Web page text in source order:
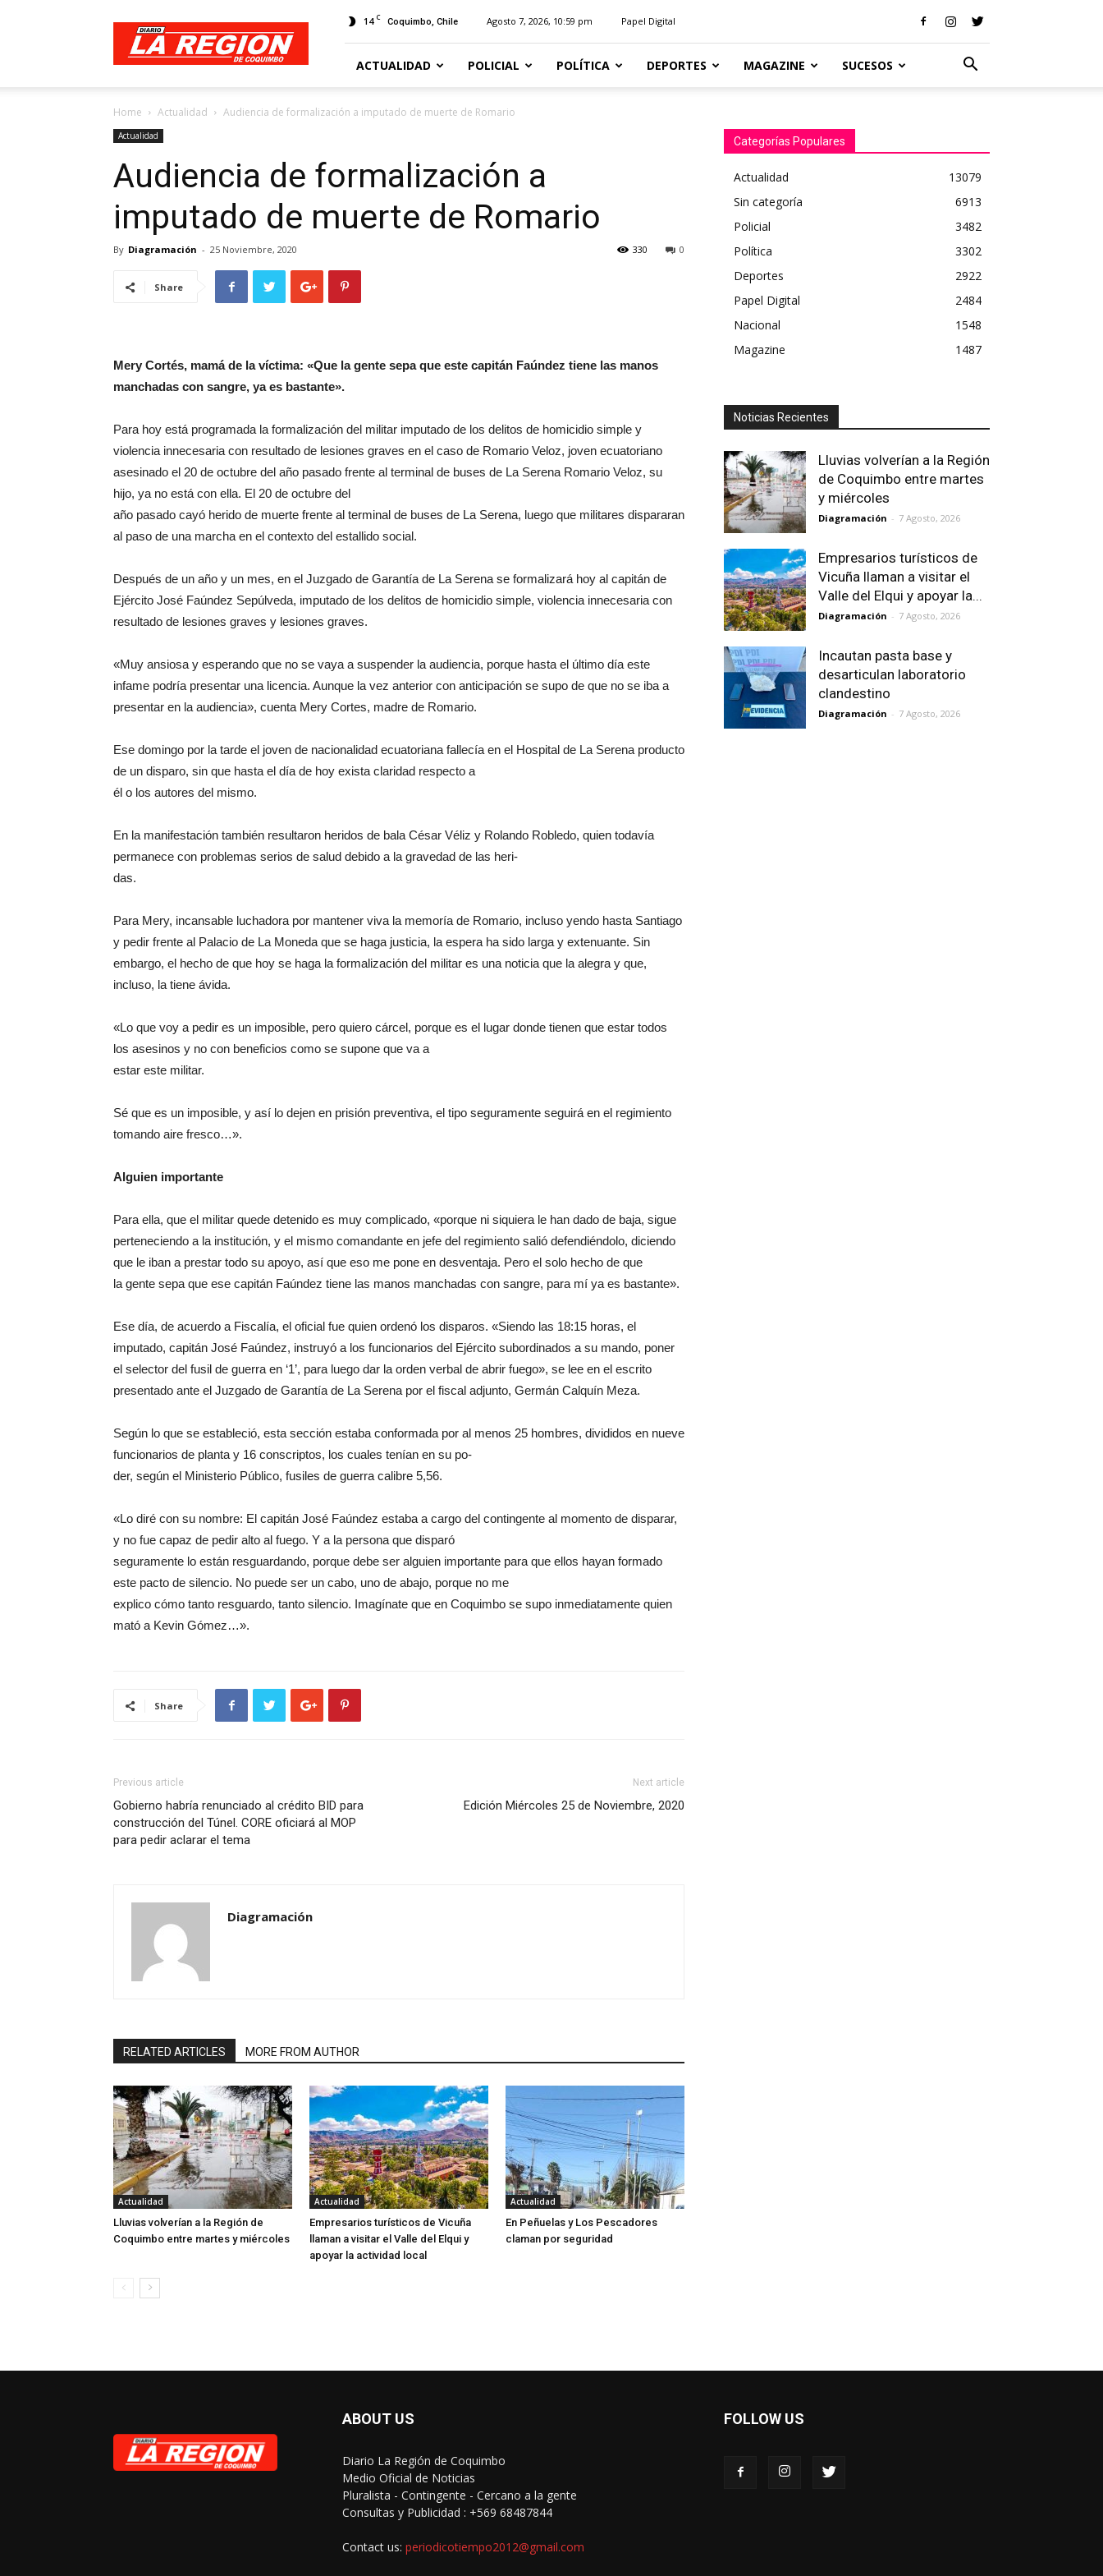
Diario
Región
14 C Coquimbo, Chile Agosto 7, 2026, 10:59 pm Papel Digital
ACTUALIDAD POLICIAL POLÍTICA DEPORTES MAGAZINE SUCESOS
Home Actualidad Audiencia de formalización a imputado de muerte de Romario
Actualidad
Audiencia de formalización a
imputado de muerte de Romario
By Diagramación - 25 Noviembre, 2020 0
330
Share
Mery Cortés, mamá de la víctima: «Que la gente sepa que este capitán Faúndez tiene las manos
manchadas con sangre, ya es bastante».
Para hoy está programada la formalización del militar imputado de los delitos de homicidio simple y
violencia innecesaria con resultado de lesiones graves en el caso de Romario Veloz, joven ecuatoriano
asesinado el 20 de octubre del año pasado frente al terminal de buses de La Serena Romario Veloz, su
hijo, ya no está con ella. El 20 de octubre del
año pasado cayó herido de muerte frente al terminal de buses de La Serena, luego que militares dispararan
al paso de una marcha en el contexto del estallido social.
Después de un año y un mes, en el Juzgado de Garantía de La Serena se formalizará hoy al capitán de
Ejército José Faúndez Sepúlveda, imputado de los delitos de homicidio simple, violencia innecesaria con
resultado de lesiones graves y lesiones graves.
«Muy ansiosa y esperando que no se vaya a suspender la audiencia, porque hasta el último día este
infame podría presentar una licencia. Aunque la vez anterior con anticipación se supo de que no se iba a
presentar en la audiencia», cuenta Mery Cortes, madre de Romario.
Ese domingo por la tarde el joven de nacionalidad ecuatoriana fallecía en el Hospital de La Serena producto
de un disparo, sin que hasta el día de hoy exista claridad respecto a
él o los autores del mismo.
En la manifestación también resultaron heridos de bala César Véliz y Rolando Robledo, quien todavía
permanece con problemas serios de salud debido a la gravedad de las heri-
das.
Para Mery, incansable luchadora por mantener viva la memoría de Romario, incluso yendo hasta Santiago
y pedir frente al Palacio de La Moneda que se haga justicia, la espera ha sido larga y extenuante. Sin
embargo, el hecho de que hoy se haga la formalización del militar es una noticia que la alegra y que,
incluso, la tiene ávida.
«Lo que voy a pedir es un imposible, pero quiero cárcel, porque es el lugar donde tienen que estar todos
los asesinos y no con beneficios como se supone que va a
estar este militar.
Sé que es un imposible, y así lo dejen en prisión preventiva, el tipo seguramente seguirá en el regimiento
tomando aire fresco…».
Alguien importante
Para ella, que el militar quede detenido es muy complicado, «porque ni siquiera le han dado de baja, sigue
perteneciendo a la institución, y el mismo comandante en jefe del regimiento salió defendiéndolo, diciendo
que le iban a prestar todo su apoyo, así que eso me pone en desventaja. Pero el solo hecho de que
la gente sepa que ese capitán Faúndez tiene las manos manchadas con sangre, para mí ya es bastante».
Ese día, de acuerdo a Fiscalía, el oficial fue quien ordenó los disparos. «Siendo las 18:15 horas, el
imputado, capitán José Faúndez, instruyó a los funcionarios del Ejército subordinados a su mando, poner
el selector del fusil de guerra en ‘1’, para luego dar la orden verbal de abrir fuego», se lee en el escrito
presentado ante el Juzgado de Garantía de La Serena por el fiscal adjunto, Germán Calquín Meza.
Según lo que se estableció, esta sección estaba conformada por al menos 25 hombres, divididos en nueve
funcionarios de planta y 16 conscriptos, los cuales tenían en su po-
der, según el Ministerio Público, fusiles de guerra calibre 5,56.
«Lo diré con su nombre: El capitán José Faúndez estaba a cargo del contingente al momento de disparar,
y no fue capaz de pedir alto al fuego. Y a la persona que disparó
seguramente lo están resguardando, porque debe ser alguien importante para que ellos hayan formado
este pacto de silencio. No puede ser un cabo, uno de abajo, porque no me
explico cómo tanto resguardo, tanto silencio. Imagínate que en Coquimbo se supo inmediatamente quien
mató a Kevin Gómez…».
Share
Previous article
Gobierno habría renunciado al crédito BID para
construcción del Túnel. CORE oficiará al MOP
para pedir aclarar el tema
Next article
Edición Miércoles 25 de Noviembre, 2020
Diagramación
RELATED ARTICLES MORE FROM AUTHOR
Actualidad
Lluvias volverían a la Región de
Coquimbo entre martes y miércoles
Actualidad
Empresarios turísticos de Vicuña
llaman a visitar el Valle del Elqui y
apoyar la actividad local
Actualidad
En Peñuelas y Los Pescadores
claman por seguridad
Categorías Populares
Actualidad
13079
Sin categoría
6913
Policial
3482
Política
3302
Deportes
2922
Papel Digital
2484
Nacional
1548
Magazine
1487
Noticias Recientes
Lluvias volverían a la Región
de Coquimbo entre martes
y miércoles
Diagramación - 7 Agosto, 2026
Empresarios turísticos de
Vicuña llaman a visitar el
Valle del Elqui y apoyar la...
Diagramación - 7 Agosto, 2026
Incautan pasta base y
desarticulan laboratorio
clandestino
Diagramación - 7 Agosto, 2026
ABOUT US
Diario La Región de Coquimbo
Medio Oficial de Noticias
Pluralista - Contingente - Cercano a la gente
Consultas y Publicidad : +569 68487844
Contact us: periodicotiempo2012@gmail.com
FOLLOW US